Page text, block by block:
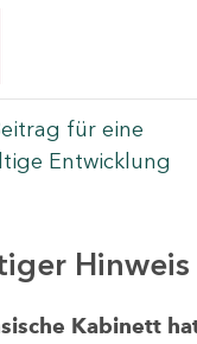
für eine
Entwicklung
Hinweis
Kabinett